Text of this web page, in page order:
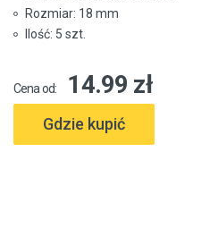
Rozmiar: 18 mm
Ilość: 5 szt.
Cena od: 14.99 zł
Gdzie kupić